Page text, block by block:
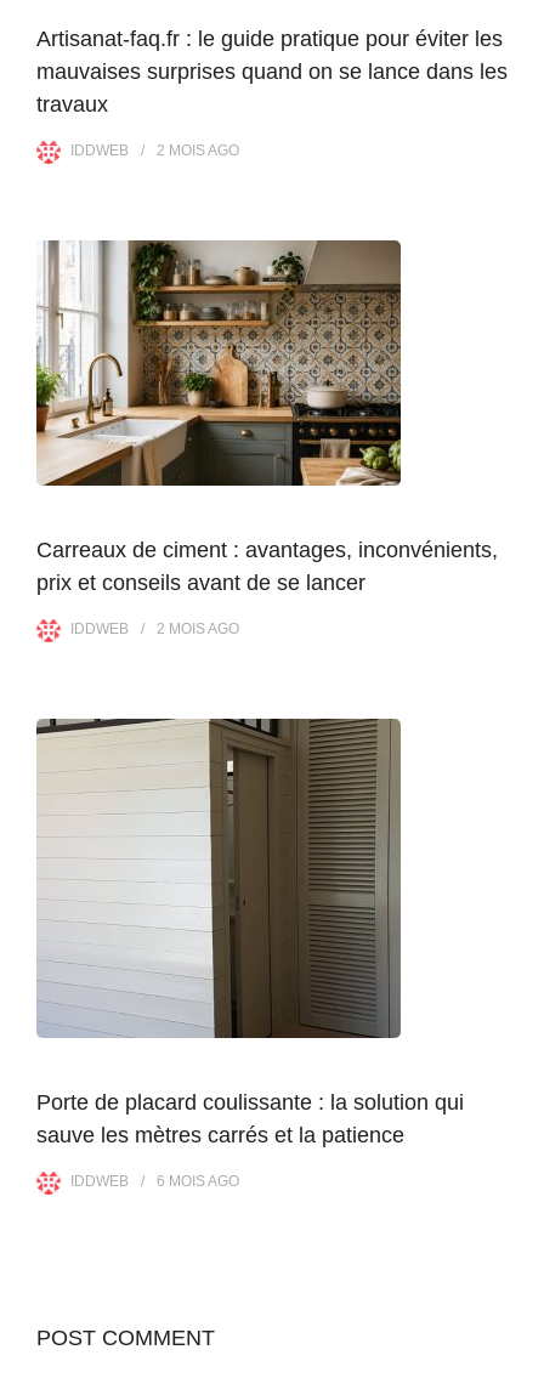
Artisanat-faq.fr : le guide pratique pour éviter les
mauvaises surprises quand on se lance dans les
travaux
IDDWEB 2 MOISAGO
Carreaux de ciment : avantages, inconvénients,
prix et conseils avant de se lancer
IDDWEB 2 MOISAGO
Porte de placard coulissante : la solution qui
sauve les mètres carrés et la patience
IDDWEB 6 MOISAGO
POST COMMENT